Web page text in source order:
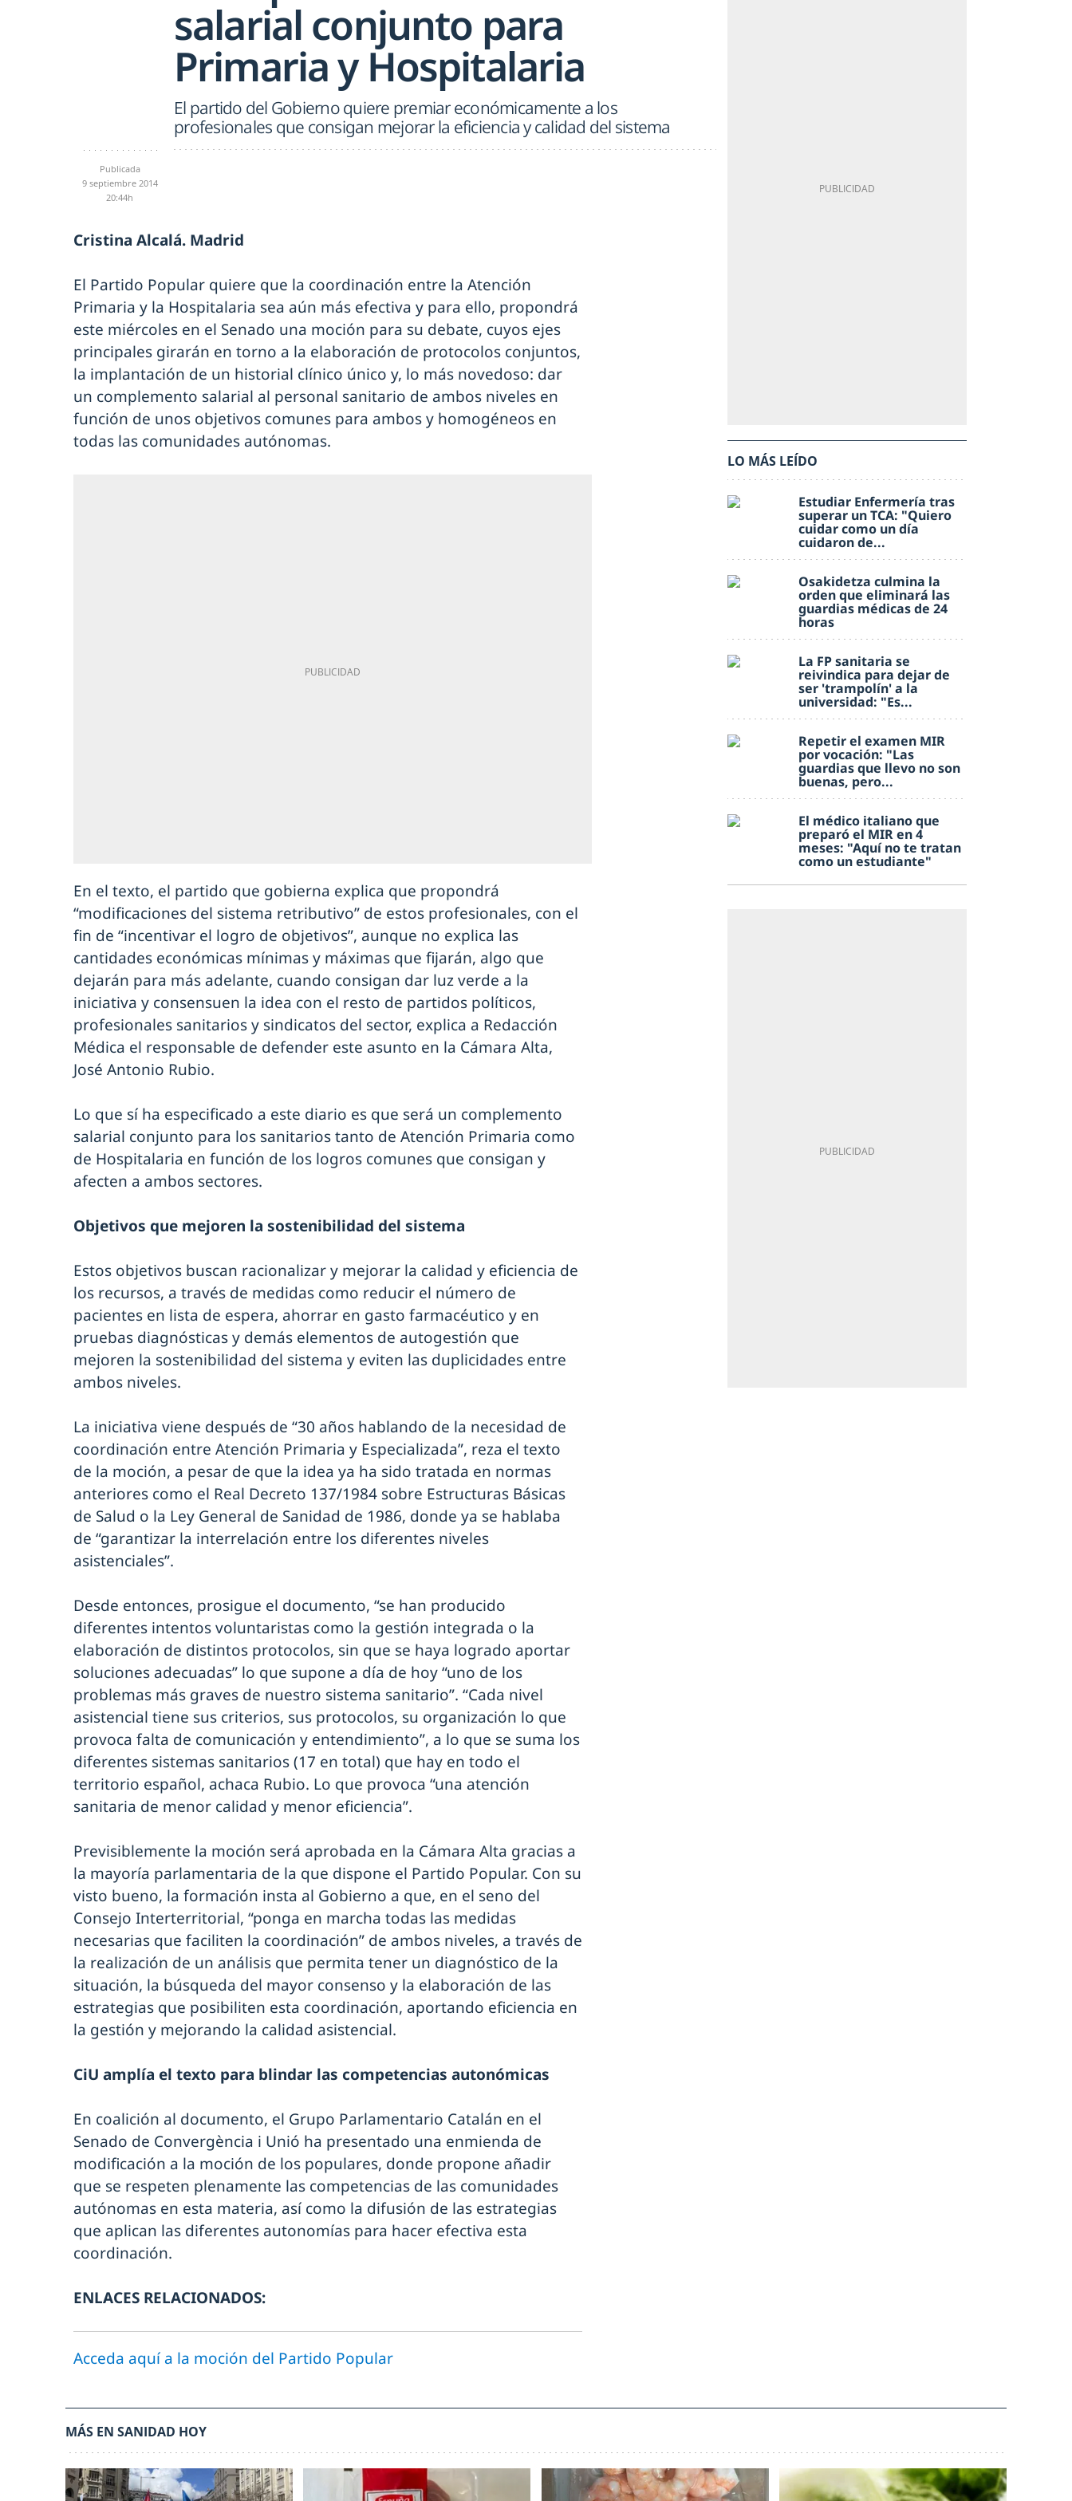
salarial conjunto para
Primaria y Hospitalaria
El partido del Gobierno quiere premiar económicamente a los
profesionales que consigan mejorar la eficiencia y calidad del sistema
Publicada
9 septiembre 2014
20:44h
Cristina Alcalá. Madrid
El Partido Popular quiere que la coordinación entre la Atención
Primaria y la Hospitalaria sea aún más efectiva y para ello, propondrá
este miércoles en el Senado una moción para su debate, cuyos ejes
principales girarán en torno a la elaboración de protocolos conjuntos,
la implantación de un historial clínico único y, lo más novedoso: dar
un complemento salarial al personal sanitario de ambos niveles en
función de unos objetivos comunes para ambos y homogéneos en
todas las comunidades autónomas.
En el texto, el partido que gobierna explica que propondrá
“modificaciones del sistema retributivo” de estos profesionales, con el
fin de “incentivar el logro de objetivos”, aunque no explica las
cantidades económicas mínimas y máximas que fijarán, algo que
dejarán para más adelante, cuando consigan dar luz verde a la
iniciativa y consensuen la idea con el resto de partidos políticos,
profesionales sanitarios y sindicatos del sector, explica a Redacción
Médica el responsable de defender este asunto en la Cámara Alta,
José Antonio Rubio.
Lo que sí ha especificado a este diario es que será un complemento
salarial conjunto para los sanitarios tanto de Atención Primaria como
de Hospitalaria en función de los logros comunes que consigan y
afecten a ambos sectores.
Objetivos que mejoren la sostenibilidad del sistema
Estos objetivos buscan racionalizar y mejorar la calidad y eficiencia de
los recursos, a través de medidas como reducir el número de
pacientes en lista de espera, ahorrar en gasto farmacéutico y en
pruebas diagnósticas y demás elementos de autogestión que
mejoren la sostenibilidad del sistema y eviten las duplicidades entre
ambos niveles.
La iniciativa viene después de “30 años hablando de la necesidad de
coordinación entre Atención Primaria y Especializada”, reza el texto
de la moción, a pesar de que la idea ya ha sido tratada en normas
anteriores como el Real Decreto 137/1984 sobre Estructuras Básicas
de Salud o la Ley General de Sanidad de 1986, donde ya se hablaba
de “garantizar la interrelación entre los diferentes niveles
asistenciales”.
Desde entonces, prosigue el documento, “se han producido
diferentes intentos voluntaristas como la gestión integrada o la
elaboración de distintos protocolos, sin que se haya logrado aportar
soluciones adecuadas” lo que supone a día de hoy “uno de los
problemas más graves de nuestro sistema sanitario”. “Cada nivel
asistencial tiene sus criterios, sus protocolos, su organización lo que
provoca falta de comunicación y entendimiento”, a lo que se suma los
diferentes sistemas sanitarios (17 en total) que hay en todo el
territorio español, achaca Rubio. Lo que provoca “una atención
sanitaria de menor calidad y menor eficiencia”.
Previsiblemente la moción será aprobada en la Cámara Alta gracias a
la mayoría parlamentaria de la que dispone el Partido Popular. Con su
visto bueno, la formación insta al Gobierno a que, en el seno del
Consejo Interterritorial, “ponga en marcha todas las medidas
necesarias que faciliten la coordinación” de ambos niveles, a través de
la realización de un análisis que permita tener un diagnóstico de la
situación, la búsqueda del mayor consenso y la elaboración de las
estrategias que posibiliten esta coordinación, aportando eficiencia en
la gestión y mejorando la calidad asistencial.
CiU amplía el texto para blindar las competencias autonómicas
En coalición al documento, el Grupo Parlamentario Catalán en el
Senado de Convergència i Unió ha presentado una enmienda de
modificación a la moción de los populares, donde propone añadir
que se respeten plenamente las competencias de las comunidades
autónomas en esta materia, así como la difusión de las estrategias
que aplican las diferentes autonomías para hacer efectiva esta
coordinación.
ENLACES RELACIONADOS:
Acceda aquí a la moción del Partido Popular
LO MÁS LEÍDO
Estudiar Enfermería tras
superar un TCA: "Quiero
cuidar como un día
cuidaron de...
Osakidetza culmina la
orden que eliminará las
guardias médicas de 24
horas
La FP sanitaria se
reivindica para dejar de
ser 'trampolín' a la
universidad: "Es...
Repetir el examen MIR
por vocación: "Las
guardias que llevo no son
buenas, pero...
El médico italiano que
preparó el MIR en 4
meses: "Aquí no te tratan
como un estudiante"
MÁS EN SANIDAD HOY